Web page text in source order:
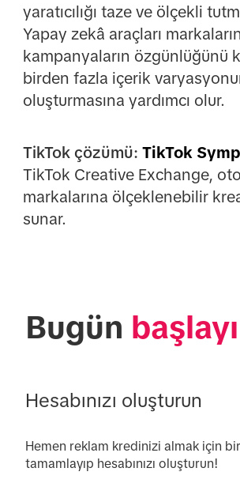
yaratıcılığı taze ve ölçekli
Yapay zekâ araçları
kampanyaların özgünlüğünü
birden fazla içerik
oluşturmasına yardımcı olur.
TikTok çözümü: TikTok
TikTok Creative Exchange,
markalarına ölçeklenebilir
sunar.
Bugün
Hesabınızı oluşturun
Hemen reklam kredinizi almak için
tamamlayıp hesabınızı oluşturun!